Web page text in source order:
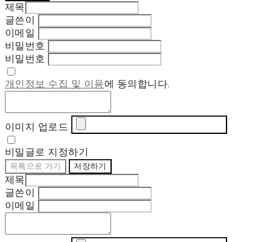
제목
글쓴이
이메일
비밀번호
비밀번호
개인정보 수집 및 이용에 동의합니다.
이미지 업로드
비밀글로 지정하기
목록으로 가기 저장하기
제목
글쓴이
이메일